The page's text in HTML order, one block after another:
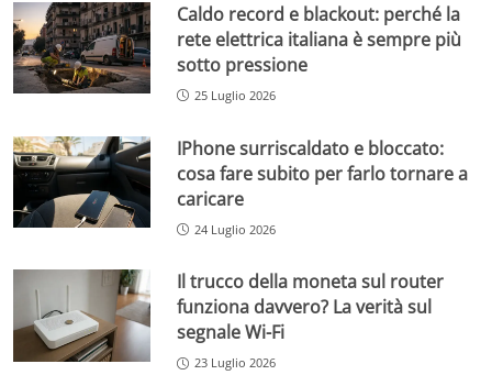
Caldo record e blackout: perché la
rete elettrica italiana è sempre più
sotto pressione
25 Luglio 2026
IPhone surriscaldato e bloccato:
cosa fare subito per farlo tornare a
caricare
24 Luglio 2026
Il trucco della moneta sul router
funziona davvero? La verità sul
segnale Wi-Fi
23 Luglio 2026